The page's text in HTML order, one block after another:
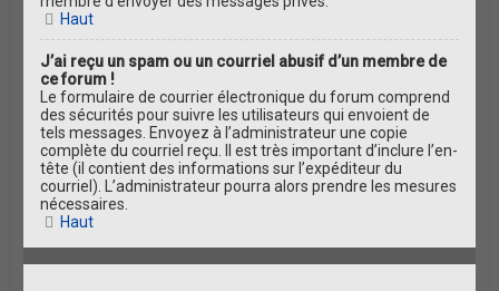
Haut
J’ai reçu un spam ou un courriel abusif d’un membre de
ce forum !
Le formulaire de courrier électronique du forum comprend
des sécurités pour suivre les utilisateurs qui envoient de
tels messages. Envoyez à l’administrateur une copie
complète du courriel reçu. Il est très important d’inclure l’en-
tête (il contient des informations sur l’expéditeur du
courriel). L’administrateur pourra alors prendre les mesures
nécessaires.
Haut